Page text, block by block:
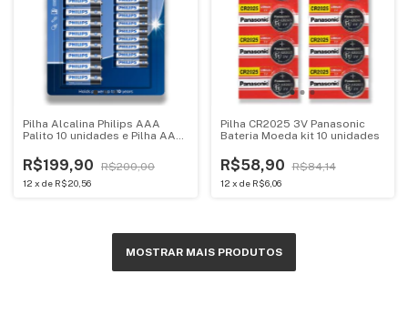
Pilha Alcalina Philips AAA
Palito 10 unidades e Pilha AA
R$199,90 R$200,00
12 x de R$20,56
Pilha CR2025 3V Panasonic
Bateria Moeda kit 10 unidades
R$58,90 R$84,14
12 x de R$6,06
MOSTRAR MAIS PRODUTOS